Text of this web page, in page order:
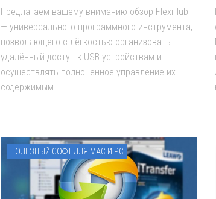
Предлагаем вашему вниманию обзор FlexiHub
— универсального программного инструмента,
позволяющего с лёгкостью организовать
удалённый доступ к USB-устройствам и
осуществлять полноценное управление их
содержимым.
ПОЛЕЗНЫЙ СОФТ ДЛЯ MAC И PC